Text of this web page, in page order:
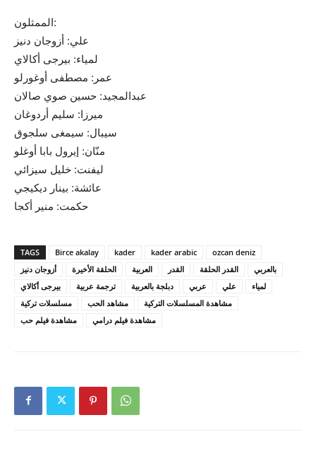
الممثلون:
علي: أزوجان دنيز
لمياء: بيرجى أكالاي
عمر: مصطفى أوغورلو
عبدالمجيد: حسين صوي صالان
ميرزا: سليم أردوغان
سيبال: سيمغى سلجوق
منّان: إيرول بابا أوغلو
ليفنت: خليل سيزائي
عائشة: بينار ديكيجي
حكمت: منير أكجا
TAGS Birce akalay kader kader arabic
ozcan deniz
أزوجان دنيز
الحلقة الأخيرة العربية القدر القدر الحلقة
بالعربي
بيرجى أكالاي
ترجمة عربية دبلجة بالعربية عربي علي
لمياء
مسلسلات تركية
مشاهد الحب
مشاهدة المسلسلات التركية
مشاهدة فيلم حب
مشاهدة فيلم درامي